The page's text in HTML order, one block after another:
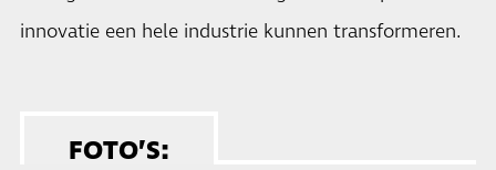
innovatie een hele industrie kunnen transformeren.
FOTO’S: